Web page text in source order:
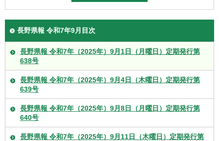
長野県報 令和7年9月目次
長野県報 令和7年（2025年）9月1日（月曜日）定期発行第
638号
長野県報 令和7年（2025年）9月4日（木曜日）定期発行第
639号
長野県報 令和7年（2025年）9月8日（月曜日）定期発行第
640号
長野県報 令和7年（2025年）9月11日（木曜日）定期発行第